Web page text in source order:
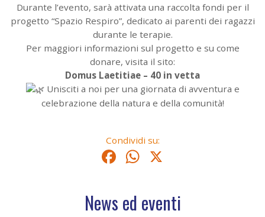
Durante l’evento, sarà attivata una raccolta fondi per il
progetto “Spazio Respiro”, dedicato ai parenti dei ragazzi
durante le terapie.
Per maggiori informazioni sul progetto e su come
donare, visita il sito:
Domus Laetitiae – 40 in vetta
Unisciti a noi per una giornata di avventura e
celebrazione della natura e della comunità!
Condividi su:
Facebook
WhatsApp
News ed eventi